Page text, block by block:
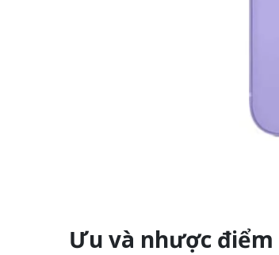
Ưu và nhược điểm